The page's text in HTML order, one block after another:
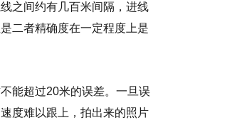
之间约有几百米间隔，进线
二者精确度在一定程度上是
能超过20米的误差。一旦误
度难以跟上，拍出来的照片